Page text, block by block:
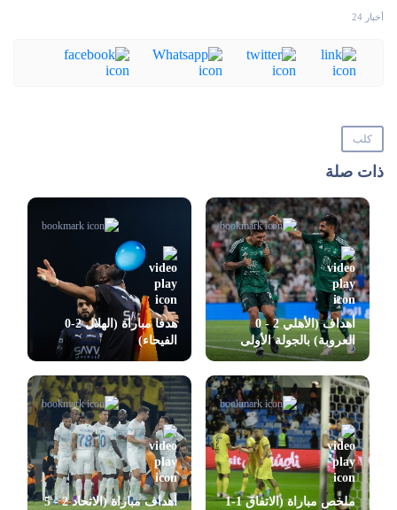
أخبار 24
كلب
ذات صلة
أهداف (الأهلي 2 - 0
العروبة) بالجولة الأولى
بدوري روشن
هدفا مباراة (الهلال 2-0
الفيحاء)
ملخص مباراة (الاتفاق 1-1
أهداف مباراة (الاتحاد 2 - 5